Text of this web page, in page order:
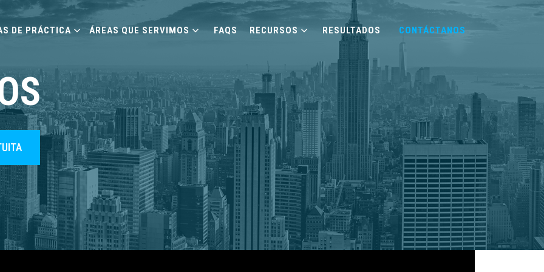
DE PRÁCTICA ÁREAS QUE SERVIMOS FAQS RECURSOS RESULTADOS CONTÁCTANOS